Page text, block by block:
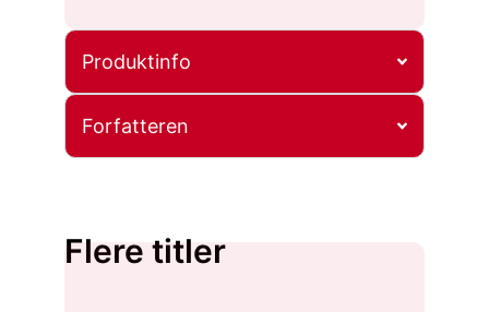
Produktinfo
Forfatteren
Flere titler